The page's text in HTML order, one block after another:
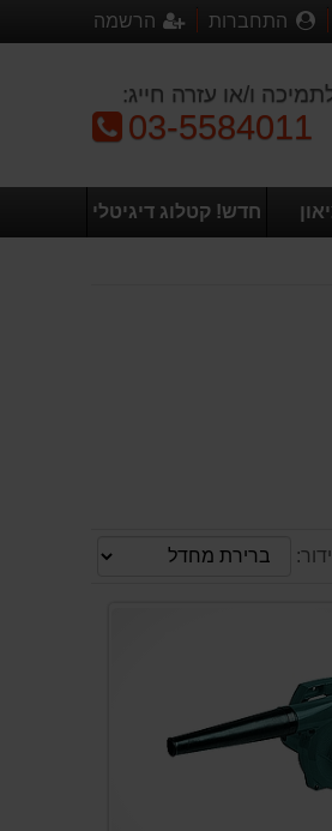
התחברות הרשמה
ו/או עזרה חייג:
טלפון:
03-5584011
חדש! קטלוג דיגיטלי